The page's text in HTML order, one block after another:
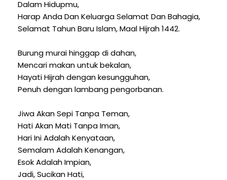
Dalam Hidupmu,
Harap Anda Dan Keluarga Selamat Dan Bahagia,
Selamat Tahun Baru Islam, Maal Hijrah 1442.
Burung murai hinggap di dahan,
Mencari makan untuk bekalan,
Hayati Hijrah dengan kesungguhan,
Penuh dengan lambang pengorbanan.
Jiwa Akan Sepi Tanpa Teman,
Hati Akan Mati Tanpa Iman,
Hari Ini Adalah Kenyataan,
Semalam Adalah Kenangan,
Esok Adalah Impian,
Jadi, Sucikan Hati,